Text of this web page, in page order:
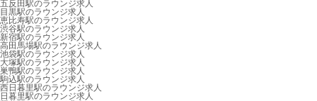
五反田駅のラウンジ求人
目黒駅のラウンジ求人
恵比寿駅のラウンジ求人
渋谷駅のラウンジ求人
新宿駅のラウンジ求人
高田馬場駅のラウンジ求人
池袋駅のラウンジ求人
大塚駅のラウンジ求人
巣鴨駅のラウンジ求人
駒込駅のラウンジ求人
西日暮里駅のラウンジ求人
日暮里駅のラウンジ求人